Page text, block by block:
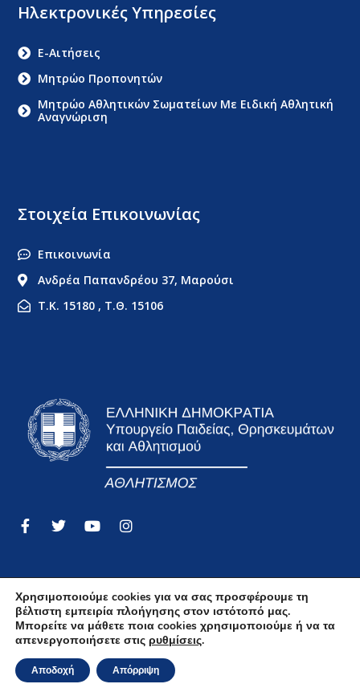
Στοιχεία Επικοινωνίας
Επικοινωνία
Ανδρέα Παπανδρέου 37, Μαρούσι
Τ.Κ. 15180 , Τ.Θ. 15106
Ηλεκτρονικές Υπηρεσίες
E-Αιτήσεις
Μητρώο Προπονητών
Μητρώο Αθλητικών Σωματείων Με Ειδική Αθλητική
Αναγνώριση
Όροι Χρήσης
Δήλωση Απορρήτου Και Προστασίας Δεδομένων
Προσωπικού Χαρακτήρα
Χρησιμοποιούμε cookies για να σας προσφέρουμε τη
βέλτιστη εμπειρία πλοήγησης στον ιστότοπό μας.
Μπορείτε να μάθετε ποια cookies χρησιμοποιούμε ή να τα
απενεργοποιήσετε στις ρυθμίσεις.
Αποδοχή Απόρριψη